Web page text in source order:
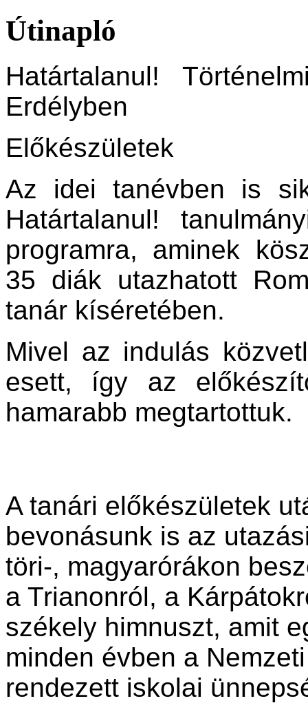
Útinapló
Határtalanul!
Erdélyben
Előkészületek
Az idei tanévben is
Határtalanul!
programra, aminek
35 diák utazhatott
tanár kíséretében.
Mivel az indulás
esett, így az
hamarabb megtartottuk.
A tanári előkészületek
bevonásunk is az
töri-, magyarórákon
a Trianonról, a
székely himnuszt, amit
minden évben a
rendezett iskolai